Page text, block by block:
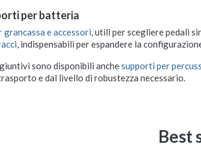
per batteria
grancassa e accessori, utili per scegliere pedali
, indispensabili per espandere la
sono disponibili anchesupporti per
e dal livello di robustezza necessario.
Best